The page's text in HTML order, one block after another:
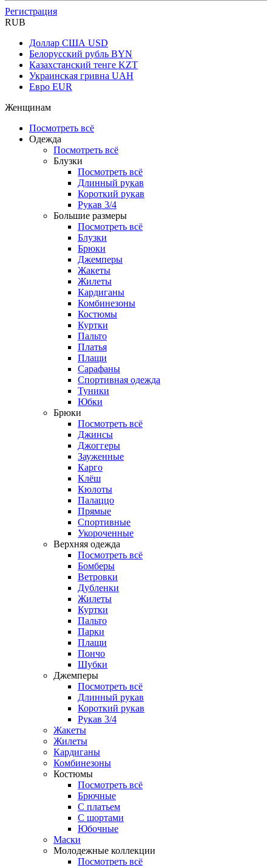
Регистрация
RUB
Доллар США USD
Белорусский рубль BYN
Казахстанский тенге KZT
Украинская гривна UAH
Евро EUR
Женщинам
Посмотреть всё
Одежда
Посмотреть всё
Блузки
Посмотреть всё
Длинный рукав
Короткий рукав
Рукав 3/4
Большие размеры
Посмотреть всё
Блузки
Брюки
Джемперы
Жакеты
Жилеты
Кардиганы
Комбинезоны
Костюмы
Куртки
Пальто
Платья
Плащи
Сарафаны
Спортивная одежда
Туники
Юбки
Брюки
Посмотреть всё
Джинсы
Джоггеры
Зауженные
Карго
Клёш
Кюлоты
Палаццо
Прямые
Спортивные
Укороченные
Верхняя одежда
Посмотреть всё
Бомберы
Ветровки
Дубленки
Жилеты
Куртки
Пальто
Парки
Плащи
Пончо
Шубки
Джемперы
Посмотреть всё
Длинный рукав
Короткий рукав
Рукав 3/4
Жакеты
Жилеты
Кардиганы
Комбинезоны
Костюмы
Посмотреть всё
Брючные
С платьем
С шортами
Юбочные
Маски
Молодежные коллекции
Посмотреть всё